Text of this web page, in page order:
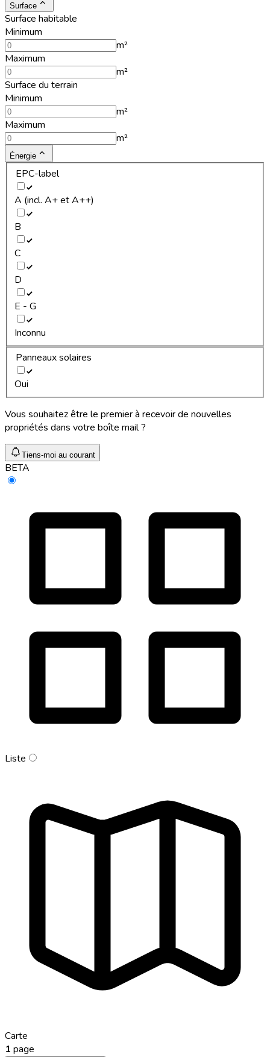
Surface
Surface habitable
Minimum
m²
Maximum
m²
Surface du terrain
Minimum
m²
Maximum
m²
Énergie
EPC-label
A (incl. A+ et A++)
B
C
D
E - G
Inconnu
Panneaux solaires
Oui
Vous souhaitez être le premier à recevoir de nouvelles
propriétés dans votre boîte mail ?
Tiens-moi au courant
BETA
Liste
Carte
1 page